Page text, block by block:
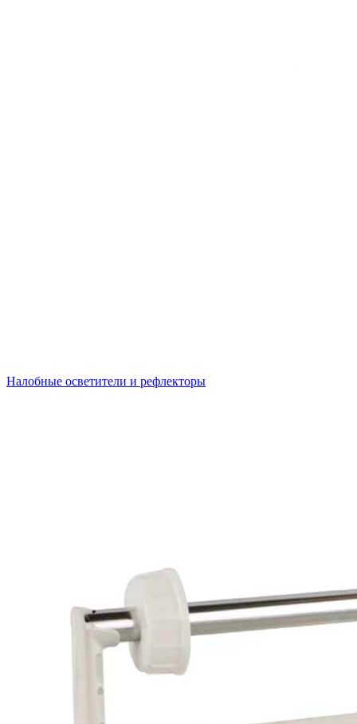
Налобные осветители и рефлекторы